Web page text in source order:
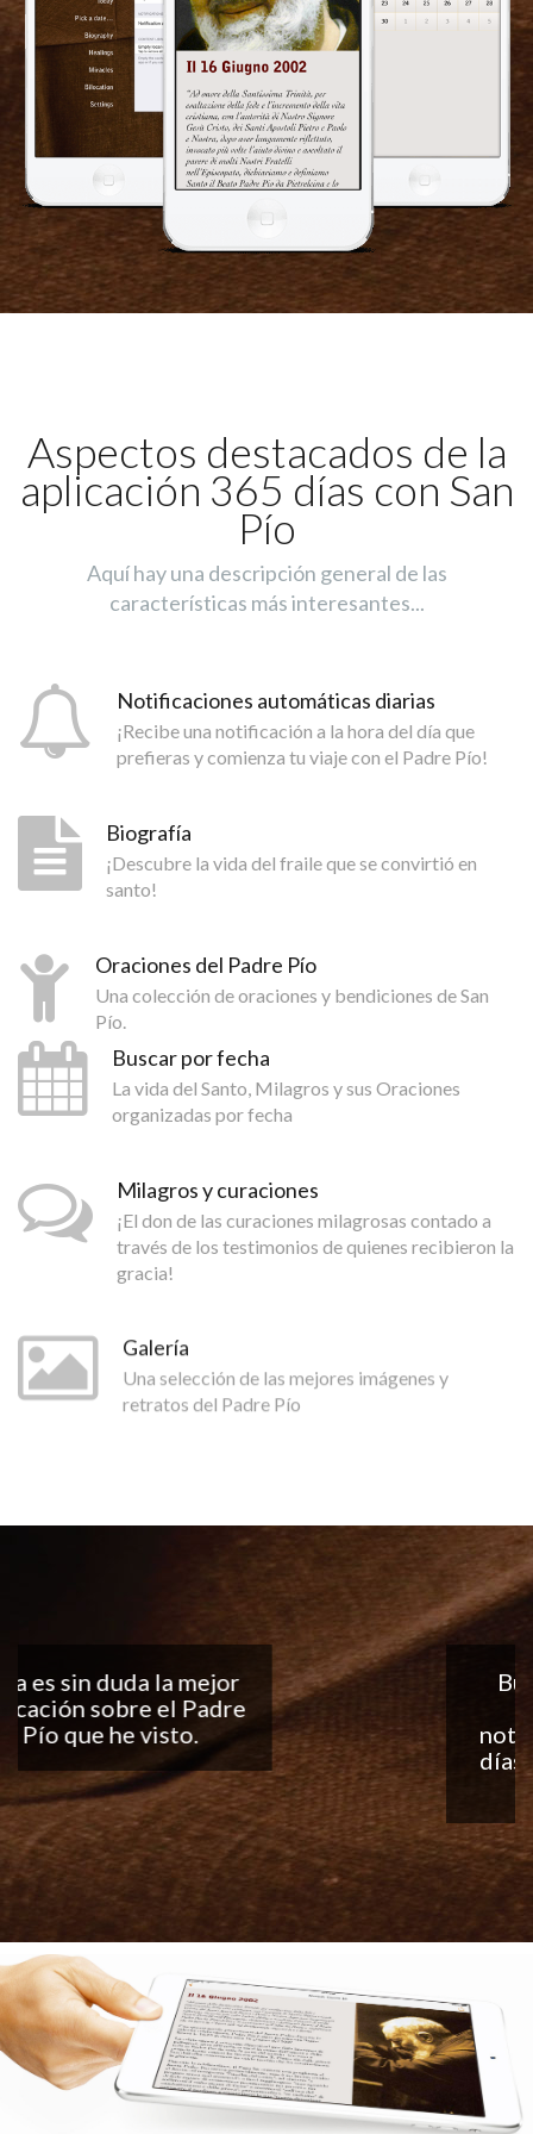
Aspectos destacados de la
aplicación 365 días con San
Pío
Aquí hay una descripción general de las
características más interesantes...
Notificaciones automáticas diarias
¡Recibe una notificación a la hora del día que
prefieras y comienza tu viaje con el Padre Pío!
Biografía
¡Descubre la vida del fraile que se convirtió en
santo!
Oraciones del Padre Pío
Una colección de oraciones y bendiciones de San
Pío.
Buscar por fecha
La vida del Santo, Milagros y sus Oraciones
organizadas por fecha
Milagros y curaciones
¡El don de las curaciones milagrosas contado a
través de los testimonios de quienes recibieron la
gracia!
Galería
Una selección de las mejores imágenes y
retratos del Padre Pío
Buena aplicación, me
encantan las
notificaciones todos los
días... ¡Sigan con el buen
trabajo!